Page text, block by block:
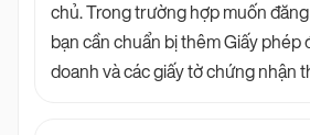
chủ. Trong trường hợp muốn
bạn cần chuẩn bị thêm Giấy phép
doanh và các giấy tờ chứng nhận